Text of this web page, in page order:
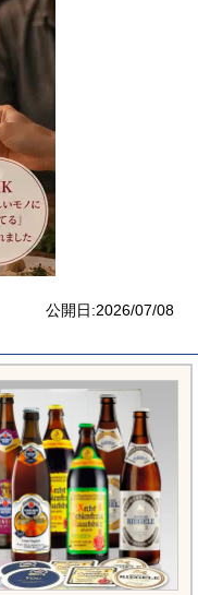
公開日:2026/07/08